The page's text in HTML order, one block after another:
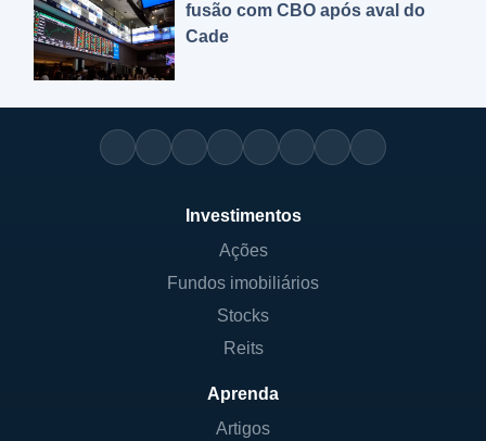
fusão com CBO após aval do
Cade
Investimentos
Ações
Fundos imobiliários
Stocks
Reits
Aprenda
Artigos